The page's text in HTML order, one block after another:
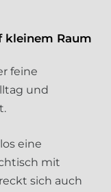
kleinem Raum
feine
und
eine
mit
sich auch